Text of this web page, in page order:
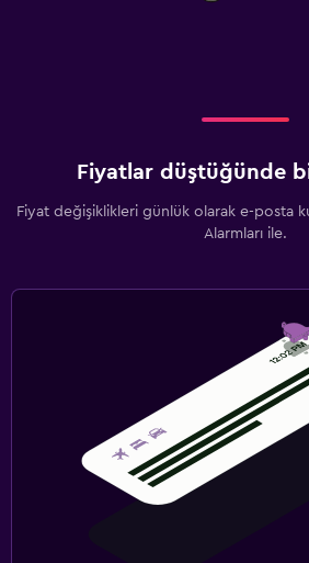
Fiyatlar düştüğünde
Fiyat değişiklikleri günlük olarak e-posta
Alarmları ile.